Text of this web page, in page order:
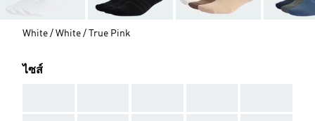
White / White / True Pink
ไซส์